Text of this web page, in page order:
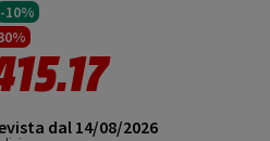
-10%
da
dal 14/08/2026